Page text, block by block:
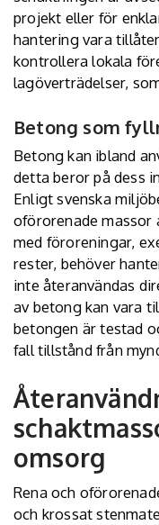
projekt eller för
hantering vara
kontrollera lokala
lagöverträdelser,
Betong som
Betong kan ibland
detta beror på dess
Enligt svenska
oförorenade massor
med föroreningar,
rester, behöver
inte återanvändas
av betong kan vara
betongen är testad
fall tillstånd från
omsorg
Rena och
och krossat